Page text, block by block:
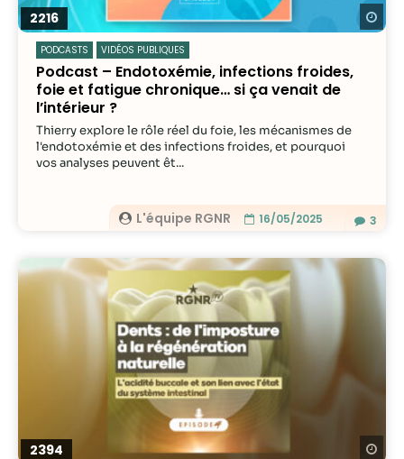
2216
PODCASTS VIDÉOS PUBLIQUES
Podcast – Endotoxémie, infections froides,
foie et fatigue chronique… si ça venait de
l’intérieur ?
L'équipe RGNR 16/05/2025
Thierry explore le rôle réel du foie, les mécanismes de
l'endotoxémie et des infections froides, et pourquoi
vos analyses peuvent êt...
3
2394
votre intérêt et
votre
lorsque vous
visitez notre
augmentez les
chances de
personnalisés.